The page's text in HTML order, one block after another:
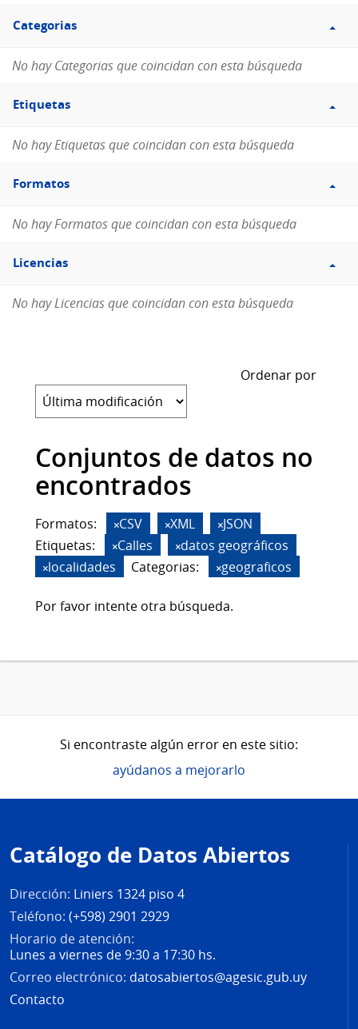
Filtro
Categorias
Categorias
No hay Categorias que coincidan con esta búsqueda
Filtro
Etiquetas
Etiquetas
No hay Etiquetas que coincidan con esta búsqueda
Filtro
Formatos
Formatos
No hay Formatos que coincidan con esta búsqueda
Filtro
Licencias
Licencias
No hay Licencias que coincidan con esta búsqueda
Ordenar por
Conjuntos de datos no
encontrados
Formatos: CSV XML
JSON
Etiquetas:
Calles
datos geográficos
localidades
Categorias: geograficos
Por favor intente otra búsqueda.
Si encontraste algún error en este sitio:
ayúdanos a mejorarlo
de
página
Catálogo de Datos Abiertos
Dirección: Liniers 1324 piso 4
Teléfono: (+598) 2901 2929
Horario de atención:
Lunes a viernes de 9:30 a 17:30 hs.
Correo electrónico: datosabiertos@agesic.gub.uy
Contacto